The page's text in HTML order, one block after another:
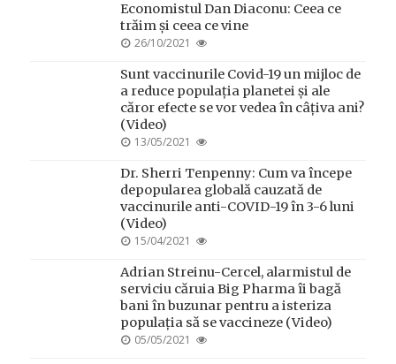
Economistul Dan Diaconu: Ceea ce
trăim și ceea ce vine
POSTED
26/10/2021
Sunt vaccinurile Covid-19 un mijloc de
a reduce populația planetei și ale
căror efecte se vor vedea în câțiva ani?
(Video)
POSTED
13/05/2021
Dr. Sherri Tenpenny: Cum va începe
depopularea globală cauzată de
vaccinurile anti-COVID-19 în 3-6 luni
(Video)
POSTED
15/04/2021
Adrian Streinu-Cercel, alarmistul de
serviciu căruia Big Pharma îi bagă
bani în buzunar pentru a isteriza
populația să se vaccineze (Video)
POSTED
05/05/2021